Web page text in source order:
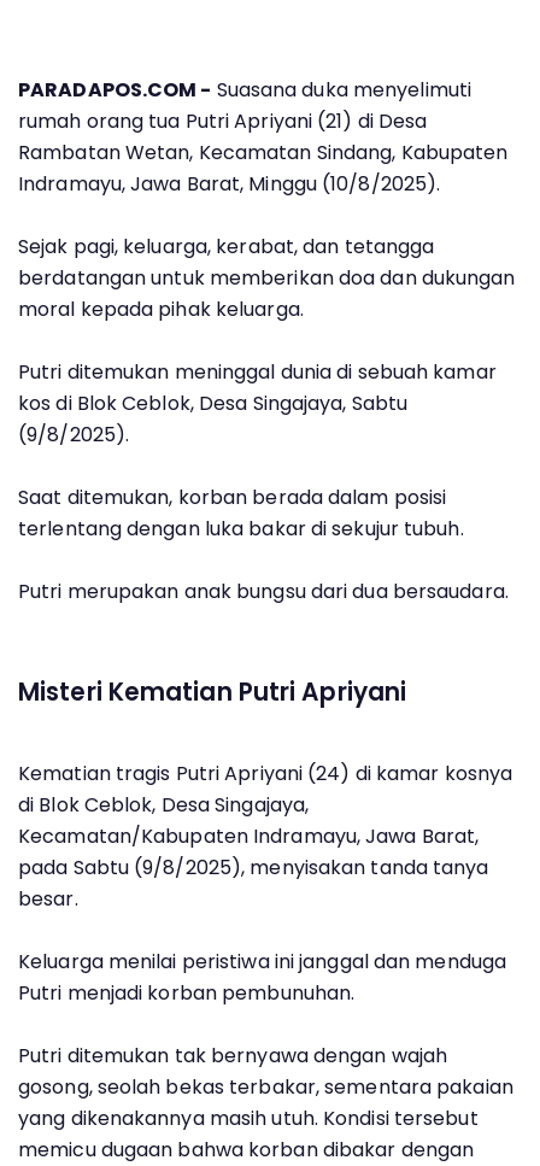
PARADAPOS.COM - Suasana duka menyelimuti
rumah orang tua Putri Apriyani (21) di Desa
Rambatan Wetan, Kecamatan Sindang, Kabupaten
Indramayu, Jawa Barat, Minggu (10/8/2025).
Sejak pagi, keluarga, kerabat, dan tetangga
berdatangan untuk memberikan doa dan dukungan
moral kepada pihak keluarga.
Putri ditemukan meninggal dunia di sebuah kamar
kos di Blok Ceblok, Desa Singajaya, Sabtu
(9/8/2025).
Saat ditemukan, korban berada dalam posisi
terlentang dengan luka bakar di sekujur tubuh.
Putri merupakan anak bungsu dari dua bersaudara.
Misteri Kematian Putri Apriyani
Kematian tragis Putri Apriyani (24) di kamar kosnya
di Blok Ceblok, Desa Singajaya,
Kecamatan/Kabupaten Indramayu, Jawa Barat,
pada Sabtu (9/8/2025), menyisakan tanda tanya
besar.
Keluarga menilai peristiwa ini janggal dan menduga
Putri menjadi korban pembunuhan.
Putri ditemukan tak bernyawa dengan wajah
gosong, seolah bekas terbakar, sementara pakaian
yang dikenakannya masih utuh. Kondisi tersebut
memicu dugaan bahwa korban dibakar dengan